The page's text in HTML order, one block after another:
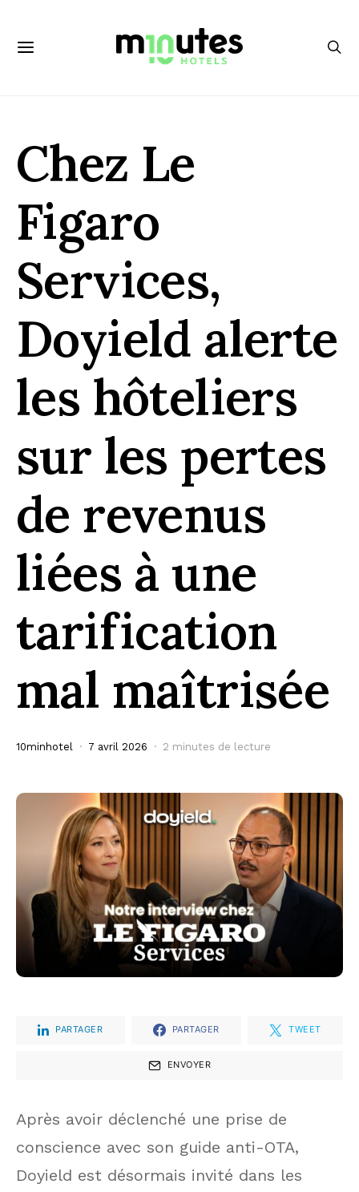
Chez Le
Figaro
Services,
Doyield alerte
les hôteliers
sur les pertes
de revenus
liées à une
tarification
mal maîtrisée
10minhotel 7 avril 2026 2 minutes de lecture
PARTAGER PARTAGER TWEET
ENVOYER
Après avoir déclenché une prise de
conscience avec son guide anti-OTA,
Doyield est désormais invité dans les